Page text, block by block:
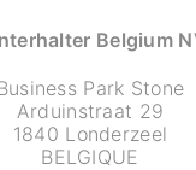
Belgium
Park Stone
Arduinstraat 29
1840 Londerzeel
BELGIQUE